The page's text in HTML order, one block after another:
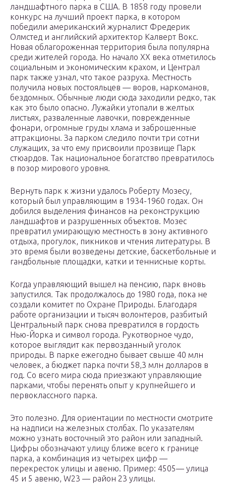
ландшафтного парка в США. В 1858 году провели
конкурс на лучший проект парка, в котором
победили американский журналист Фредерик
Олмстед и английский архитектор Калверт Вокс.
Новая облагороженная территория была популярна
среди жителей города. Но начало XX века отметилось
социальным и экономическим крахом, и Централ
парк также узнал, что такое разруха. Местность
получила новых постояльцев — воров, наркоманов,
бездомных. Обычные люди сюда заходили редко, так
как это было опасно. Лужайки утопали в желтых
листьях, разваленные лавочки, поврежденные
фонари, огромные груды хлама и заброшенные
аттракционы. За парком следило почти три сотни
служащих, за что ему присвоили прозвище Парк
стюардов. Так национальное богатство превратилось
в позор мирового уровня.
Вернуть парк к жизни удалось Роберту Мозесу,
который был управляющим в 1934-1960 годах. Он
добился выделения финансов на реконструкцию
ландшафтов и разрушенных объектов. Мозес
превратил умирающую местность в зону активного
отдыха, прогулок, пикников и чтения литературы. В
это время были возведены детские, баскетбольные и
гандбольные площадки, катки и теннисные корты.
Когда управляющий вышел на пенсию, парк вновь
запустился. Так продолжалось до 1980 года, пока не
создали комитет по Охране Природы. Благодаря
работе организации и тысяч волонтеров, разбитый
Центральный парк снова превратился в гордость
Нью-Йорка и символ города. Рукотворное чудо,
которое выглядит как первозданный уголок
природы. В парке ежегодно бывает свыше 40 млн
человек, а бюджет парка почти 58,3 млн долларов в
год. Со всего мира сюда приезжают управляющие
парками, чтобы перенять опыт у крупнейшего и
первоклассного парка.
Это полезно. Для ориентации по местности смотрите
на надписи на железных столбах. По указателям
можно узнать восточный это район или западный.
Цифры обозначают улицу ближе всего к границе
парка, а комбинация из четырех цифр —
перекресток улицы и авеню. Пример: 4505— улица
45 и 5 авеню, W23 — район 23 улицы.